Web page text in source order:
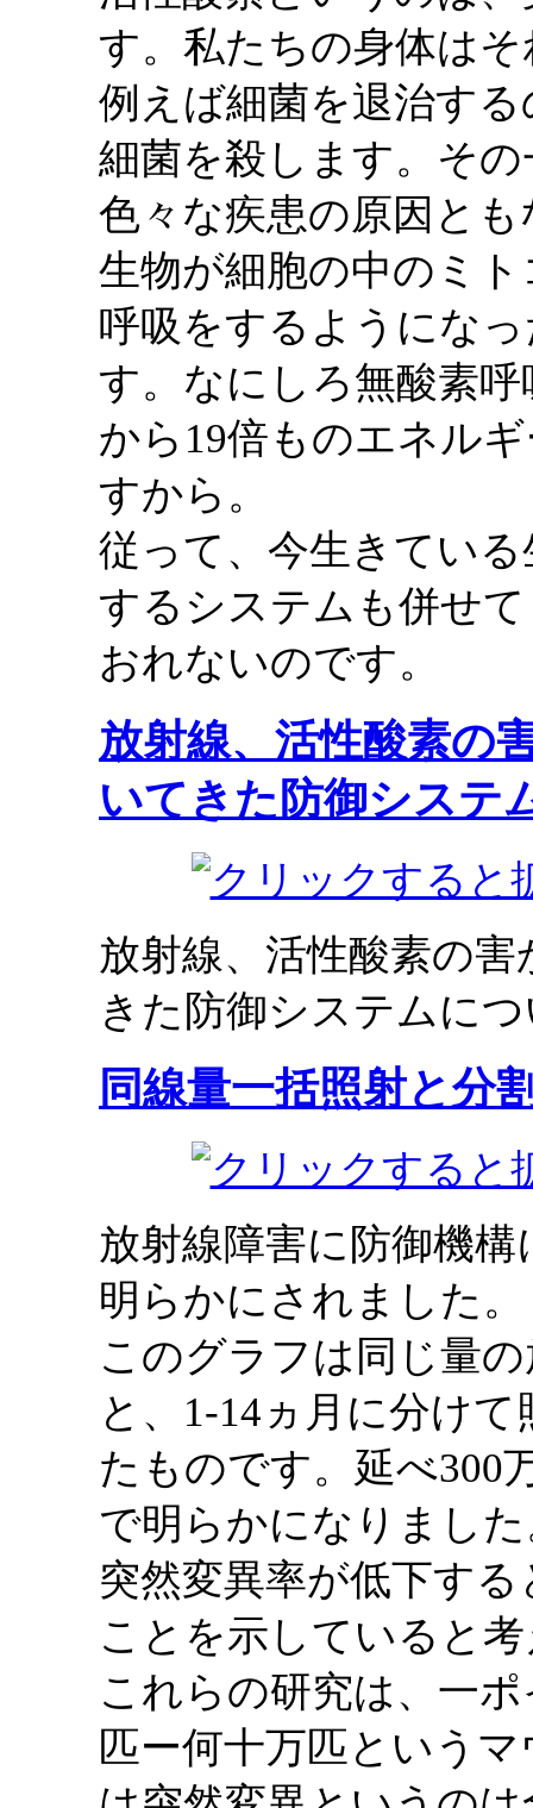
す。私たちの身体は
例えば細菌を退治す
細菌を殺します。そ
色々な疾患の原因と
生物が細胞の中のミ
呼吸をするようにな
す。なにしろ無酸素
から19倍ものエネル
すから。
従って、今生きてい
するシステムも併せ
おれないのです。
放射線、活性酸素の
いてきた防御システ
放射線、活性酸素の
きた防御システムに
同線量一括照射と分
放射線障害に防御機
明らかにされました。
このグラフは同じ量
と、1-14ヵ月に分け
たものです。延べ300
で明らかになりまし
突然変異率が低下す
ことを示していると
これらの研究は、一
匹ー何十万匹という